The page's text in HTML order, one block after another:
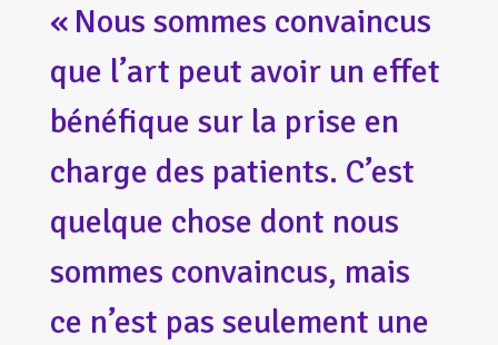
« Nous sommes convaincus
que l’art peut avoir un effet
bénéfique sur la prise en
charge des patients. C’est
quelque chose dont nous
sommes convaincus, mais
ce n’est pas seulement une